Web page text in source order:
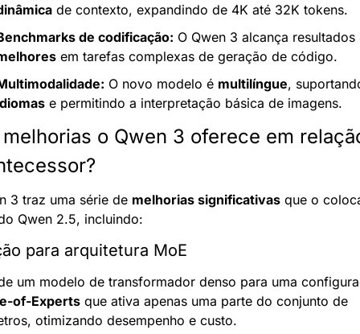
de contexto, expandindo de 4K até 32K tokens.
de codificação: O Qwen 3 alcança resultados
em tarefas complexas de geração de código.
O novo modelo é multilíngue,
e permitindo a interpretação básica de imagens.
o Qwen 3 oferece em
3 traz uma série de melhorias significativas que o
Qwen 2.5, incluindo:
para arquitetura MoE
of-Experts que ativa apenas uma parte do conjunto de
otimizando desempenho e custo.